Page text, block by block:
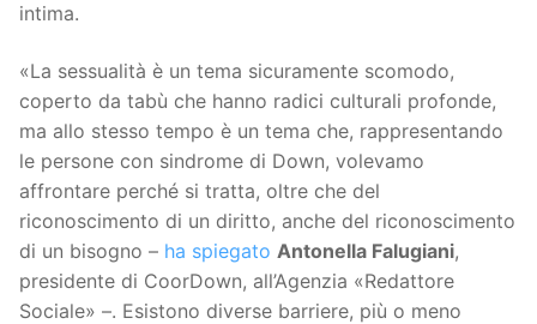
intima.
«La sessualità è un tema sicuramente scomodo,
coperto da tabù che hanno radici culturali profonde,
ma allo stesso tempo è un tema che, rappresentando
le persone con sindrome di Down, volevamo
affrontare perché si tratta, oltre che del
riconoscimento di un diritto, anche del riconoscimento
di un bisogno – ha spiegato Antonella Falugiani,
presidente di CoorDown, all’Agenzia «Redattore
Sociale» –. Esistono diverse barriere, più o meno